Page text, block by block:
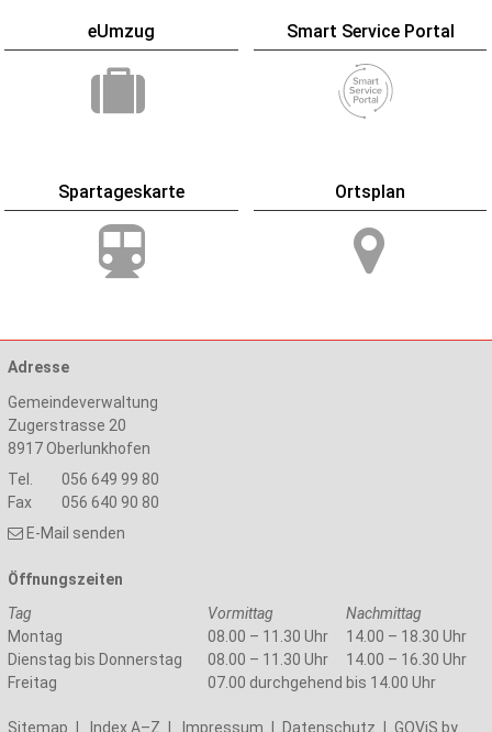
eUmzug Smart Service Portal
Spartageskarte Ortsplan
Adresse
Gemeindeverwaltung
Zugerstrasse 20
8917 Oberlunkhofen
Tel.
056 649 99 80
Fax
056 640 90 80
E-Mail senden
Öffnungszeiten
Tag
Vormittag
Nachmittag
Montag
08.00 – 11.30 Uhr
14.00 – 18.30 Uhr
Dienstag bis Donnerstag
08.00 – 11.30 Uhr
14.00 – 16.30 Uhr
Freitag
07.00 durchgehend bis 14.00 Uhr
Sitemap Index A–Z Impressum Datenschutz GOViS by